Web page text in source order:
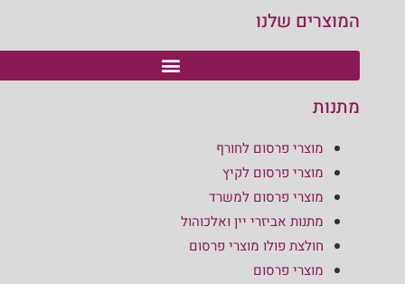
המוצרים שלנו
מתנות
מוצרי פרסום לחורף
מוצרי פרסום לקיץ
מוצרי פרסום למשרד
מתנות אביזרי יין ואלכוהול
חולצת פולו מוצרי פרסום
מוצרי פרסום